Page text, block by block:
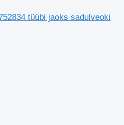
tüübi jaoks sadulveoki